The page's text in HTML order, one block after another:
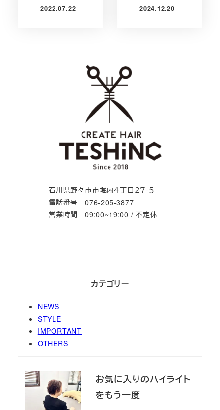
投稿日
2022.07.22
投稿日
2024.12.20
石川県野々市市堀内４丁目２７-５
電話番号 076-205-3877
営業時間 09:00~19:00 / 不定休
カテゴリー
NEWS
STYLE
IMPORTANT
OTHERS
お気に入りのハイライト
をもう一度